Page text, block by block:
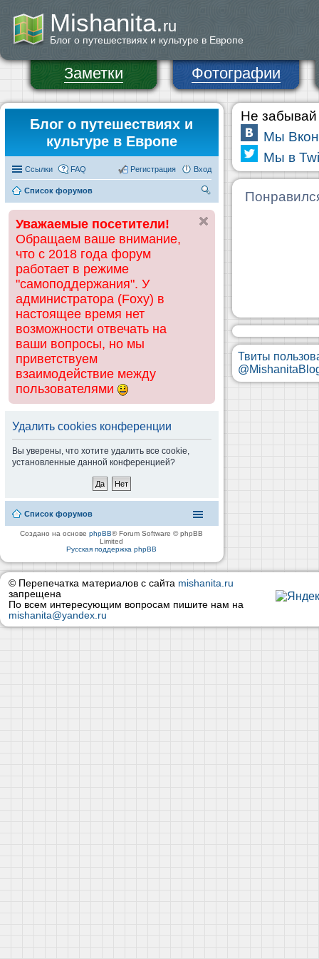
Mishanita.ru
Блог о путешествиях и культуре в Европе
Заметки Фотографии
Блог о путешествиях и
культуре в Европе
Ссылки FAQ Вход
Регистрация
Список форумов
ск
Уважаемые посетители!
Обращаем ваше внимание,
что с 2018 года форум
работает в режиме
"самоподдержания". У
администратора (Foxy) в
настоящее время нет
возможности отвечать на
ваши вопросы, но мы
приветствуем
взаимодействие между
пользователями
Удалить cookies конференции
Вы уверены, что хотите удалить все cookie,
установленные данной конференцией?
Список форумов
Создано на основеphpBB® Forum Software © phpBB
Limited
Русская поддержка phpBB
Не забывай
Мы
Мы в
Твиты
© Перепечатка материалов с сайта mishanita.ru
запрещена
По всем интересующим вопросам пишите нам на
mishanita@yandex.ru